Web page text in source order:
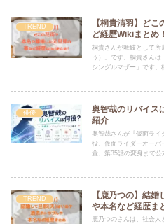
TREND
【桐貴清羽】ど
ど経歴Wikiまとめ！
桐貴さんが舞妓として所
う）」です。桐貴さん
シングルマザー」です。
俳優
奥智哉のリバイス
紹介
奥智哉さんが『仮面ライ
役、仮面ライダーオーバ
置、第35話の変身まで公
TREND
【鹿乃つの】結
や本名など経歴ま
鹿乃つのさんは、社会人